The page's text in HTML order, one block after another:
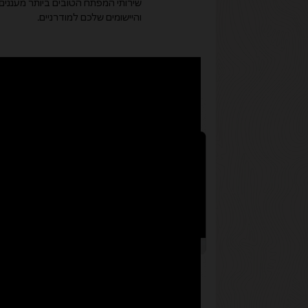
והיישומים שלכם למודרניים.